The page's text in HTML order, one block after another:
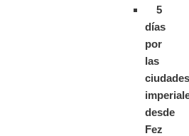
5
días
por
las
ciudades
desde
Fez